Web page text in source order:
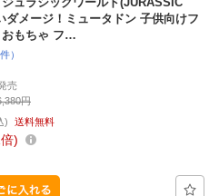
メージ！ミュータドン 子供向けフ
おもちゃ フ…
）
売
円
) 送料無料